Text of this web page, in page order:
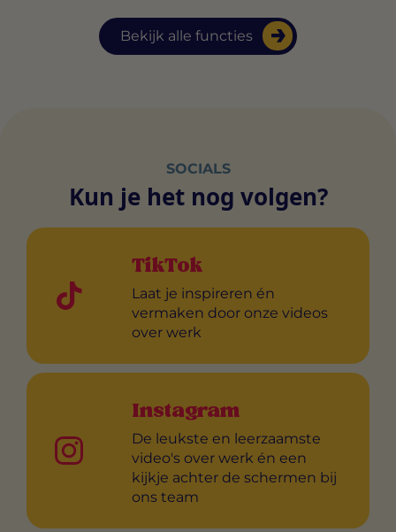
Bekijk alle functies
SOCIALS
Kun je het nog volgen?
TikTok
Laat je inspireren én
vermaken door onze videos
over werk
Instagram
De leukste en leerzaamste
video's over werk én een
kijkje achter de schermen bij
ons team